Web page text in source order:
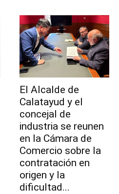
El Alcalde de
Calatayud y el
concejal de
industria se reunen
en la Cámara de
Comercio sobre la
contratación en
origen y la
dificultad...